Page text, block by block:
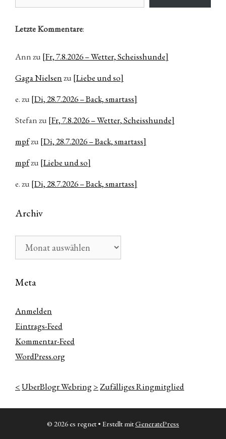
Letzte Kommentare:
Annzu [Fr, 7.8.2026 – Wetter, Scheisshunde]
Gaga Nielsenzu [Liebe und so]
e.zu [Di, 28.7.2026 – Back, smartass]
Stefanzu [Fr, 7.8.2026 – Wetter, Scheisshunde]
mpfzu [Di, 28.7.2026 – Back, smartass]
mpfzu [Liebe und so]
e.zu [Di, 28.7.2026 – Back, smartass]
Archiv
Meta
Anmelden
Eintrags-Feed
Kommentar-Feed
WordPress.org
<UberBlogr Webring>Zufälliges Ringmitglied
© 2026 es regnet• Erstellt mitGeneratePress